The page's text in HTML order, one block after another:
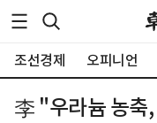
조선경제 오피니언
李 "우라늄 농축